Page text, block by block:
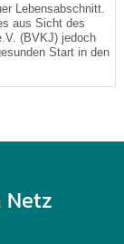
Lebensabschnitt.
aus Sicht des
(BVKJ) jedoch
Start in den